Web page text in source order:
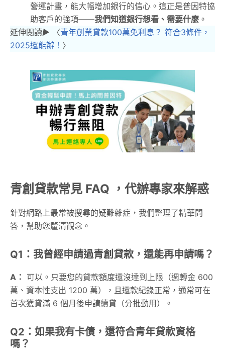
營運計畫，能大幅增加銀行的信心。這正是普因特協
助客戶的強項——我們知道銀行想看、需要什麼 。
延伸閱讀▶︎ 〈青年創業貸款100萬免利息？ 符合3條件，
2025還能辦！ 〉
青創貸款常見 FAQ ，代辦專家來解惑
針對網路上最常被搜尋的疑難雜症，我們整理了精華問
答，幫助您釐清觀念。
Q1：我曾經申請過青創貸款，還能再申請嗎？
A： 可以。只要您的貸款額度還沒達到上限（週轉金 600
萬、資本性支出 1200 萬），且還款紀錄正常，通常可在
首次獲貸滿 6 個月後申請續貸（分批動用）。
Q2：如果我有卡債，還符合青年貸款資格
嗎？